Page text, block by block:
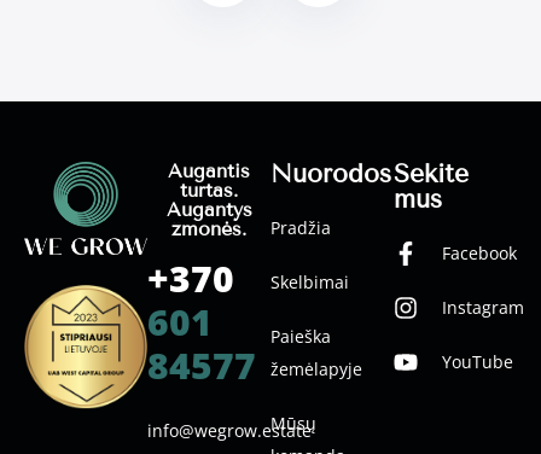
Nuorodos
Pradžia
Skelbimai
Paieška
žemėlapyje
Mūsų
Sekite
mus
Facebook
Instagram
YouTube
Augantis
turtas.
Augantys
žmonės.
+370
601
84577
info@wegrow.estate